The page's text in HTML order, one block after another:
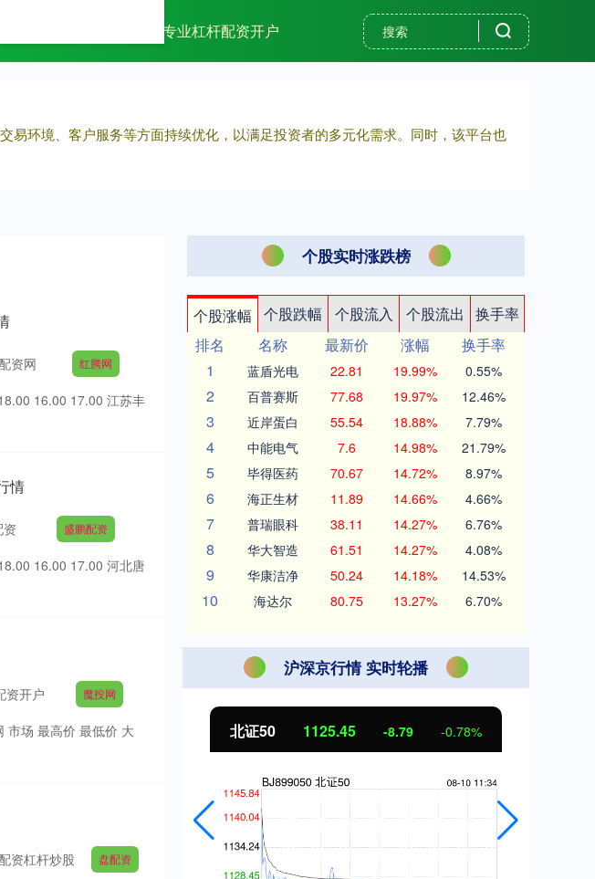
专业杠杆配资开户
环境、客户服务等方面持续优化，以满足投资者的多元化需求。同时，该平台也
资网 红腾网
16.00 17.00 江苏丰
情
资 盛鹏配资
16.00 17.00 河北唐
资开户 魔投网
市场 最高价 最低价 大
资杠杆炒股 盘配资
个股实时涨跌榜
个股涨幅 个股跌幅 个股流入 个股流出
换手率
排名
名称 最新价 涨幅
换手率
1
蓝盾光电 22.81 19.99% 0.55%
2 百普赛斯 77.68 19.97% 12.46%
3 近岸蛋白 55.54 18.88% 7.79%
4 中能电气 7.6 14.98% 21.79%
5 毕得医药 70.67 14.72% 8.97%
6 海正生材 11.89 14.66% 4.66%
7 普瑞眼科 38.11 14.27% 6.76%
8 华大智造 61.51 14.27% 4.08%
9 华康洁净 50.24 14.18% 14.53%
10 海达尔 80.75 13.27% 6.70%
沪深京行情 实时轮播
-24.39 -0.52% 北证50 1125.45 -8.79 -0.78%